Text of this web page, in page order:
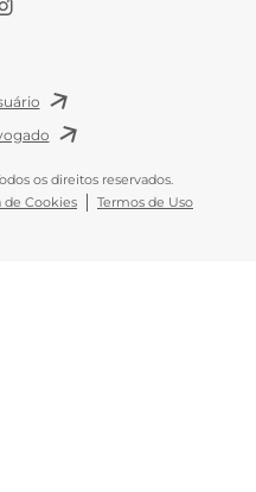
os direitos reservados.
de Cookies Termos de Uso